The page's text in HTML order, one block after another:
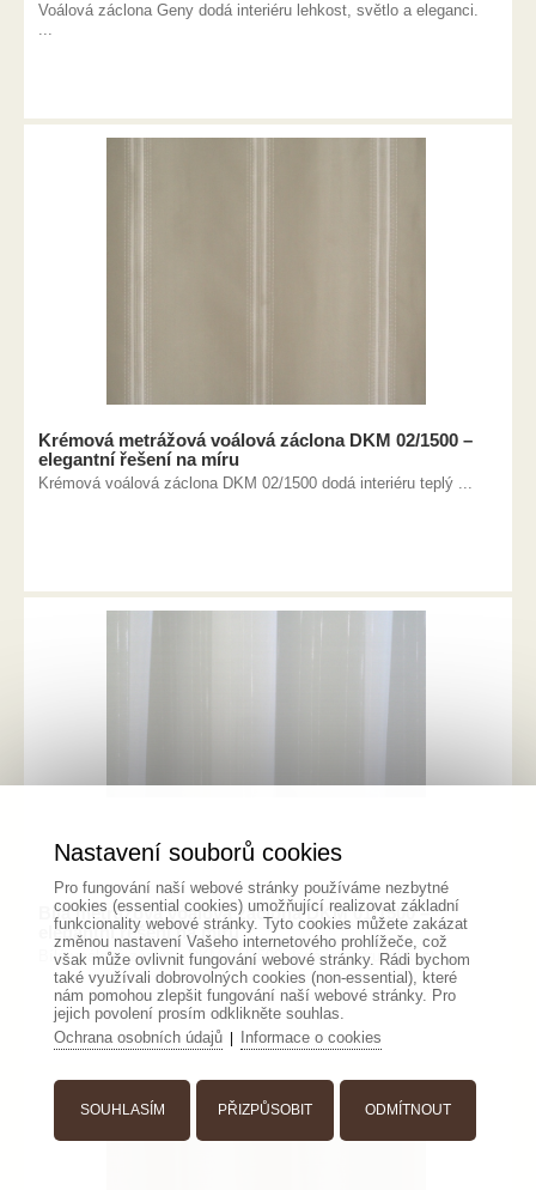
Voálová záclona Geny dodá interiéru lehkost, světlo a eleganci.
...
Krémová metrážová voálová záclona DKM 02/1500 –
elegantní řešení na míru
Krémová voálová záclona DKM 02/1500 dodá interiéru teplý ...
Bílá metrážová voálová záclona DKM 01/1500 –
elegantní řešení na míru
Bílá voálová záclona DKM 01/1500 dodá interiéru lehkost, ...
Nastavení souborů cookies
Pro fungování naší webové stránky používáme nezbytné
cookies (essential cookies) umožňující realizovat základní
funkcionality webové stránky. Tyto cookies můžete zakázat
změnou nastavení Vašeho internetového prohlížeče, což
však může ovlivnit fungování webové stránky. Rádi bychom
také využívali dobrovolných cookies (non-essential), které
nám pomohou zlepšit fungování naší webové stránky. Pro
jejich povolení prosím odklikněte souhlas.
Ochrana osobních údajů| Informace o cookies
SOUHLASÍM PŘIZPŮSOBIT ODMÍTNOUT